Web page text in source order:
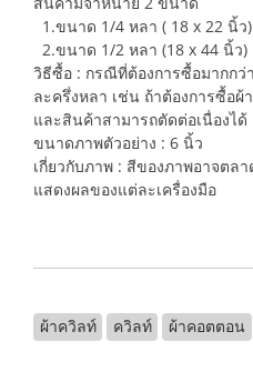
1.ขนาด 1/4 หลา ( 18 x 22 นิ้ว
2.ขนาด 1/2 หลา (18 x 44 นิ้ว)
วิธีซื้อ : กรณีที่ต้องการซื้อมากกว่
ละครึ่งหลา เช่น ถ้าต้องการซื้อ
และสินค้าสามารถตัดต่อเนื่องได้
ขนาดภาพตัวอย่าง : 6 นิ้ว
เกี่ยวกับภาพ : สีของภาพอาจตล
แสดงผลของแต่ละเครื่องมือ
ผ้าควิลท์ ควิลท์ ผ้าคอตตอน